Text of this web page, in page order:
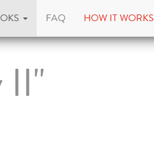
FAQ HOW IT WORKS
II"